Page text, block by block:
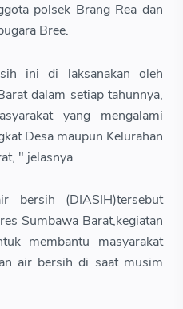
polsek Brang Rea dan
Bree.
ini di laksanakan oleh
dalam setiap tahunnya,
yang mengalami
Desa maupun Kelurahan
" jelasnya
bersih (DIASIH)tersebut
Sumbawa Barat,kegiatan
membantu masyarakat
air bersih di saat musim